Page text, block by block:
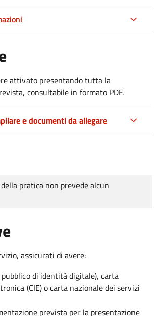
attivato presentando tutta la
consultabile in formato PDF.
e documenti da allegare
pratica non prevede alcun
assicurati di avere:
pubblico di identità digitale), carta
(CIE) o carta nazionale dei servizi
prevista per la presentazione